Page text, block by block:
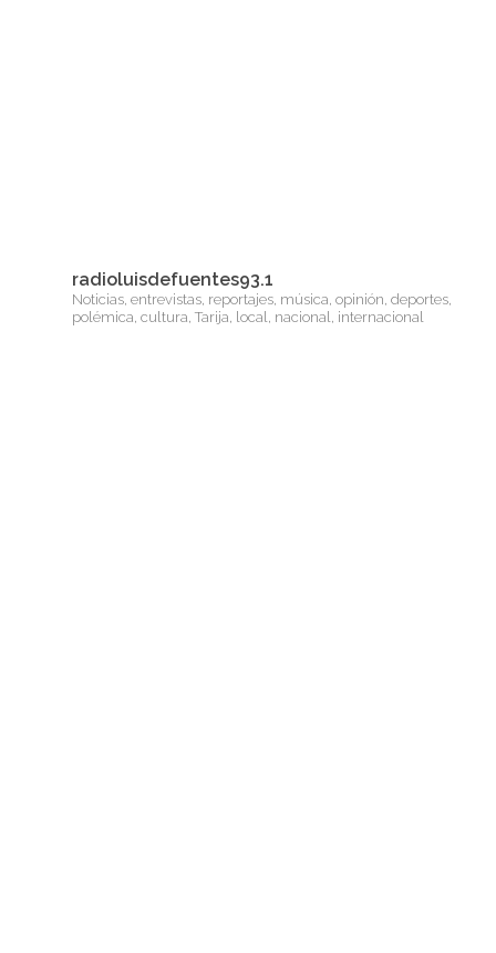
radioluisdefuentes93.1
Noticias, entrevistas, reportajes, música, opinión, deportes,
polémica, cultura, Tarija, local, nacional, internacional